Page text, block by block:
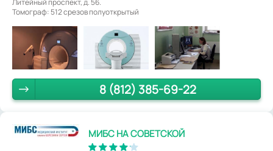
Литейный проспект, д. 56.
Томограф: 512 срезов полуоткрытый
8 (812) 385-69-22
МИБС НА СОВЕТСКОЙ